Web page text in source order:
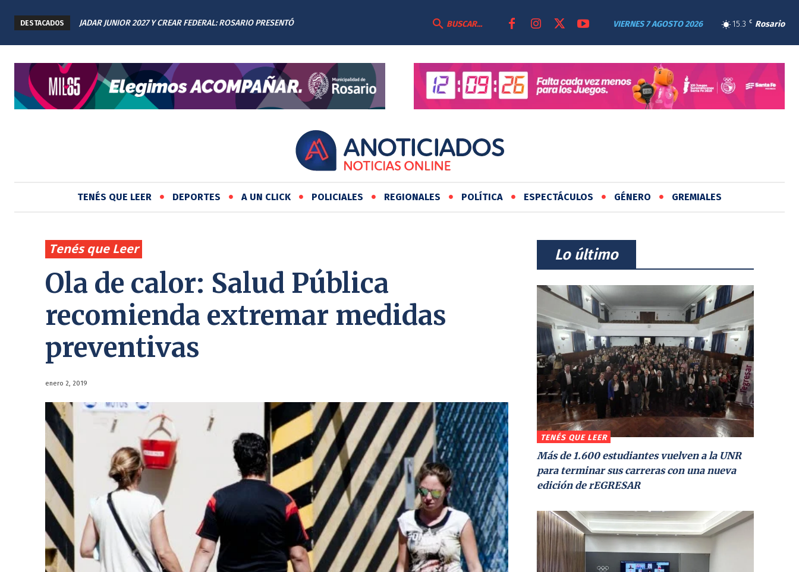
DESTACADOS
JADAR JUNIOR 2027 Y CREAR FEDERAL: ROSARIO PRESENTÓ
SALTA 2141: FAMILIARES RENOVARON EL RECLAMO DE
15.3 C Rosario
VIERNES 7 AGOSTO 2026
BUSCAR...
TENÉS QUE LEER DEPORTES A UN CLICK POLICIALES REGIONALES POLÍTICA ESPECTÁCULOS GÉNERO GREMIALES
Tenés que Leer
Ola de calor: Salud Pública
recomienda extremar medidas
preventivas
enero 2, 2019
⠀Lo último⠀
TENÉS QUE LEER
Más de 1.600 estudiantes vuelven a la UNR
para terminar sus carreras con una nueva
edición de rEGRESAR